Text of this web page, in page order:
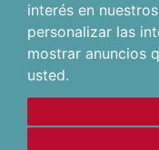
interés en
personalizar las
mostrar anuncios
usted.